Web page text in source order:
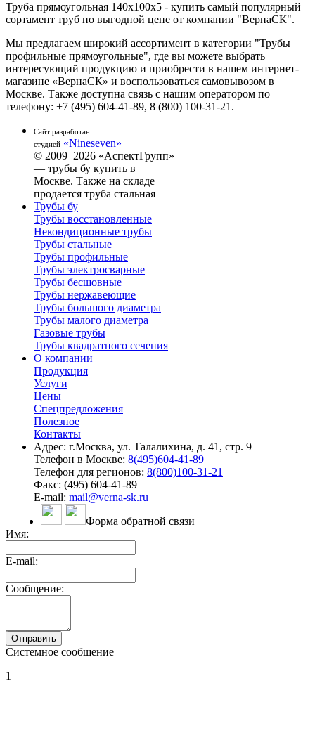
Труба прямоугольная 140x100x5 - купить самый популярный
сортамент труб по выгодной цене от компании "ВернаСК".
Мы предлагаем широкий ассортимент в категории "Трубы
профильные прямоугольные", где вы можете выбрать
интересующий продукцию и приобрести в нашем интернет-
магазине «ВернаСК» и воспользоваться самовывозом в
Москве. Также доступна связь с нашим оператором по
телефону: +7 (495) 604-41-89, 8 (800) 100-31-21.
Сайт разработан
студией «Nineseven»
© 2009–2026 «АспектГрупп»
— трубы бу купить в
Москве. Также на складе
продается труба стальная
Трубы бу
Трубы восстановленные
Некондиционные трубы
Трубы стальные
Трубы профильные
Трубы электросварные
Трубы бесшовные
Трубы нержавеющие
Трубы большого диаметра
Трубы малого диаметра
Газовые трубы
Трубы квадратного сечения
О компании
Продукция
Услуги
Цены
Спецпредложения
Полезное
Контакты
Адрес: г.Москва, ул. Талалихина, д. 41, стр. 9
Телефон в Москве: 8(495)604-41-89
Телефон для регионов: 8(800)100-31-21
Факс: (495) 604-41-89
E-mail: mail@verna-sk.ru
Форма обратной связи
Имя:
E-mail:
Сообщение:
Системное сообщение
1